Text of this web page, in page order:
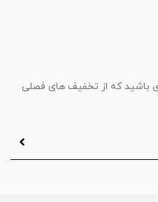
باشید که از تخفیف های فصلی